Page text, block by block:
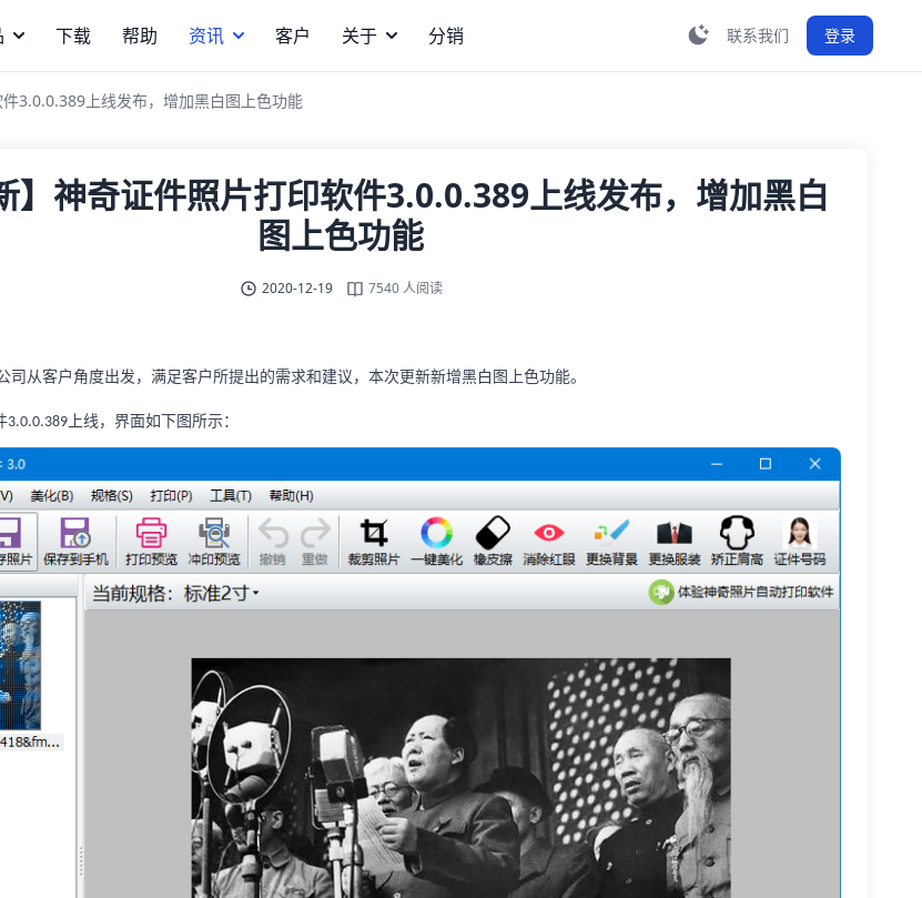
联系我们 登录
下载 帮助 资讯 客户 关于 分销
件3.0.0.389上线发布，增加黑白图上色功能
】神奇证件照片打印软件3.0.0.389上线发布，增加黑白
图上色功能
2020-12-19 7540 人阅读
司从客户角度出发，满足客户所提出的需求和建议，本次更新新增黑白图上色功能。
3.0.0.389 上线，界面如下图所示：